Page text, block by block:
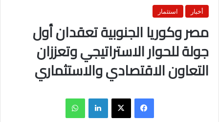
أخبار استثمار
مصر وكوريا الجنوبية تعقدان أول
جولة للحوار الاستراتيجي وتعززان
التعاون الاقتصادي والاستثماري
فيسبوك X لينكدإن